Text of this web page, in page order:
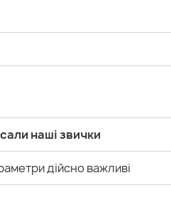
наші звички
дійсно важливі